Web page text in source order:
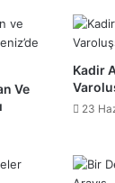
Ve
Kadir
23